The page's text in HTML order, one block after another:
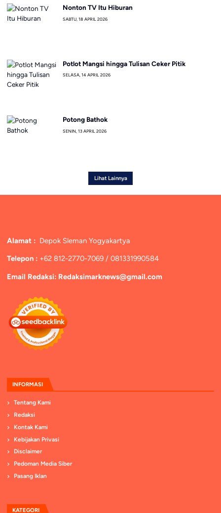
Nonton TV Itu Hiburan
SABTU, 18 APRIL 2026
Potlot Mangsi hingga Tulisan Ceker Pitik
SELASA, 14 APRIL 2026
Potong Bathok
SENIN, 13 APRIL 2026
Lihat Lainnya
Alamat : Depok Sleman Yogyakartya
Telepon : +62 812-2770-7069 / 081331990584
Email Redaksi: Redaksimarknews@gmail.com
INFORMASI
Tentang Kami
Redaksi
Kontak Kami
Kebijakan Privasi
Disclaimer
Pedoman Media Siber
Pasang Iklan
KATEGORI